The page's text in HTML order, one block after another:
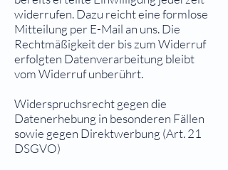
widerrufen. Dazu reicht eine formlose
Mitteilung per E-Mail an uns. Die
Rechtmäßigkeit der bis zum Widerruf
erfolgten Datenverarbeitung bleibt
vom Widerruf unberührt.
Widerspruchsrecht gegen die
Datenerhebung in besonderen Fällen
sowie gegen Direktwerbung (Art. 21
DSGVO)